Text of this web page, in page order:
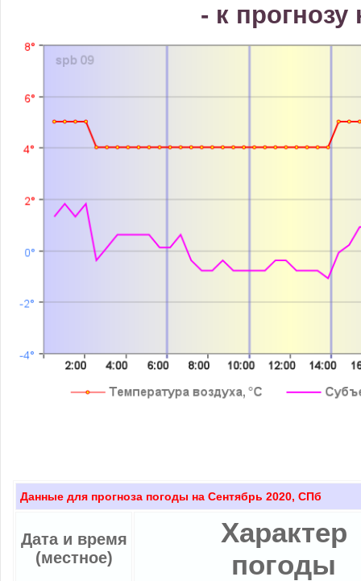
- к прогнозу
Данные для прогноза погоды на Сентябрь 2020, СПб
Дата и время
(местное)
Характер
погоды